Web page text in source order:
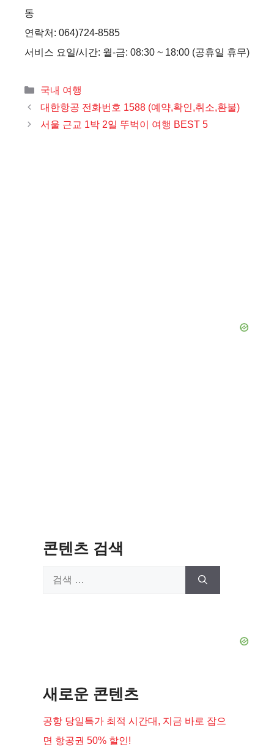
동
연락처: 064)724-8585
서비스 요일/시간: 월-금: 08:30 ~ 18:00 (공휴일 휴무)
카
테
리
국내 여행
대한항공 전화번호 1588 (예약,확인,취소,환불)
서울 근교 1박 2일 뚜벅이 여행 BEST 5
콘텐츠 검색
새로운 콘텐츠
공항 당일특가 최적 시간대, 지금 바로 잡으
면 항공권 50% 할인!